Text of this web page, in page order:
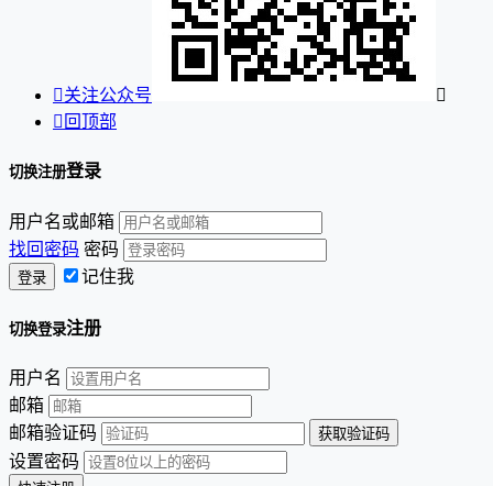
关注公众号

 回顶部
切换注册登录
用户名或邮箱
找回密码 密码
记住我
切换登录注册
用户名
邮箱
邮箱验证码
设置密码